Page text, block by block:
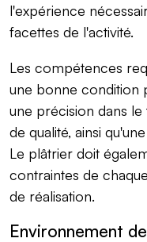
l'expérience
facettes de l'activité.
Les compétences
une bonne condition
une précision dans
de qualité, ainsi
Le plâtrier doit
contraintes de
de réalisation.
Environnement